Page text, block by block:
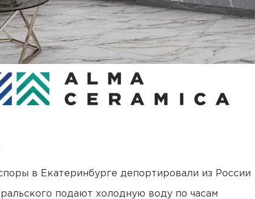
в Екатеринбурге депортировали из России
подают холодную воду по часам